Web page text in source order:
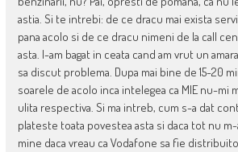
astia. Si te intrebi: de ce dracu mai exista
pana acolo si de ce dracu nimeni de la call
asta. I-am bagat in ceata cand am vrut un
sa discut problema. Dupa mai bine de 15-20
soarele de acolo inca intelegea ca MIE nu-mi
ulita respectiva. Si ma intreb, cum s-a dat
plateste toata povestea asta si daca tot nu
mine daca vreau ca Vodafone sa fie